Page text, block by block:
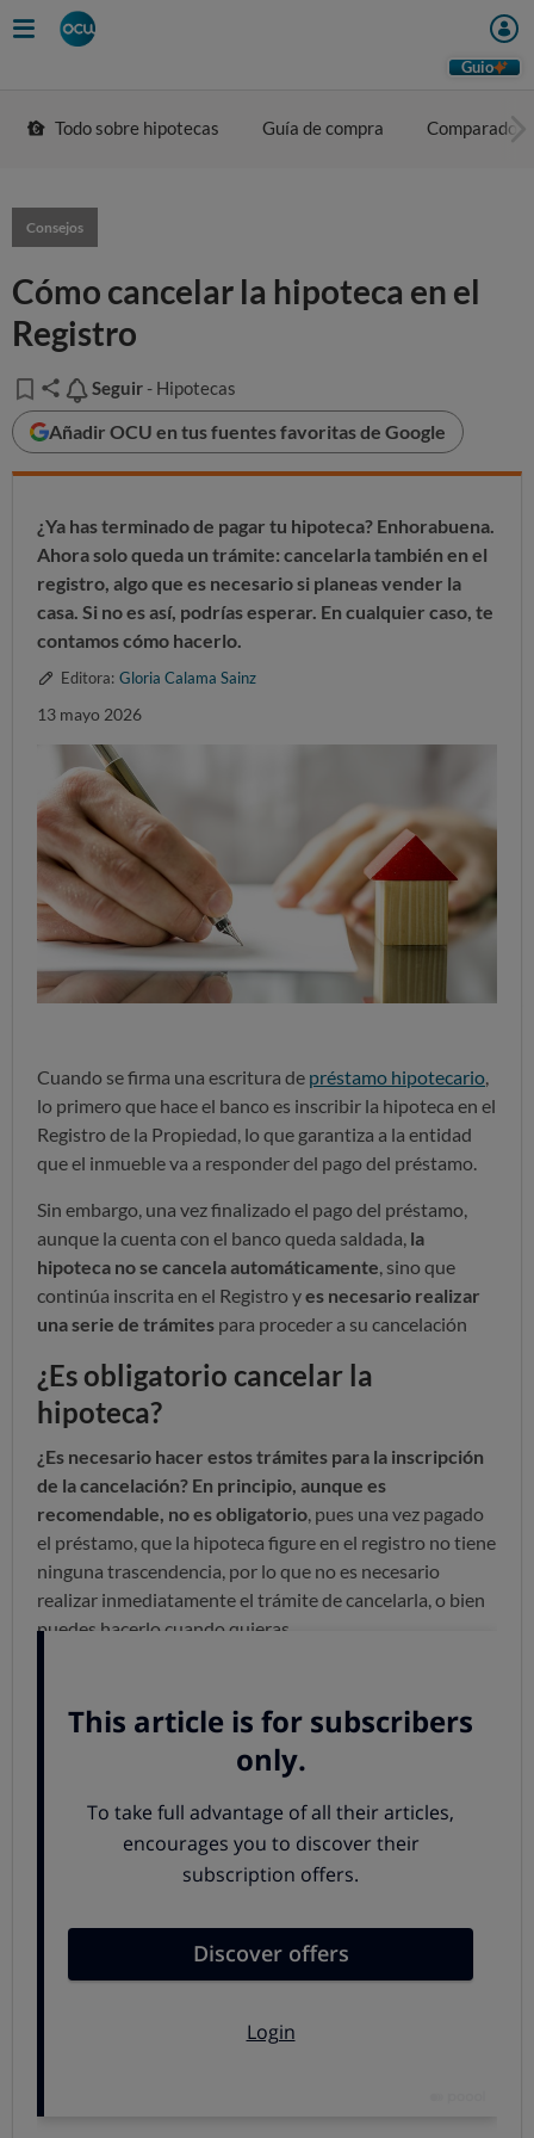
Guio
Todo sobre hipotecas Guía de compra Comparador
Consejos
Cómo cancelar la hipoteca en el
Registro
Seguir
Seguir - Hipotecas
Añadir OCU en tus fuentes favoritas de Google
¿Ya has terminado de pagar tu hipoteca? Enhorabuena.
Ahora solo queda un trámite: cancelarla también en el
registro, algo que es necesario si planeas vender la
casa. Si no es así, podrías esperar. En cualquier caso, te
contamos cómo hacerlo.
Editora: Gloria Calama Sainz
13 mayo 2026
Cuando se firma una escritura de préstamo hipotecario
lo primero que hace el banco es inscribir la hipoteca en el
Registro de la Propiedad, lo que garantiza a la entidad
que el inmueble va a responder del pago del préstamo.
Sin embargo, una vez finalizado el pago del préstamo,
aunque la cuenta con el banco queda saldada, la
hipoteca no se cancela automáticamente , sino que
continúa inscrita en el Registro yes necesario realizar
una serie de trámites para proceder a su cancelación
¿Es obligatorio cancelar la
hipoteca?
¿Es necesario hacer estos trámites para la inscripción
de la cancelación? En principio, aunque es
recomendable, no es obligatorio , pues una vez pagado
el préstamo, que la hipoteca figure en el registro no tiene
ninguna trascendencia, por lo que no es necesario
realizar inmediatamente el trámite de cancelarla, o bien
puedes hacerlo cuando quieras.
sobre él : en ese caso, debes hacer estos trámites.
Cómo inscribir la cancelación, paso
a paso
1. Acudir a la entidad financiera que concedió la
la documentación justificativa de
certificado de cancelación económica
la deuda o certificado de saldo cero.
2. Acudir a un notario para solicitar que preparen la